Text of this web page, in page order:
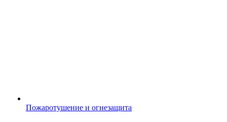
Пожаротушение и огнезащита